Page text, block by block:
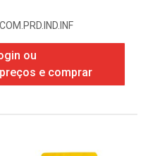
ou
e comprar